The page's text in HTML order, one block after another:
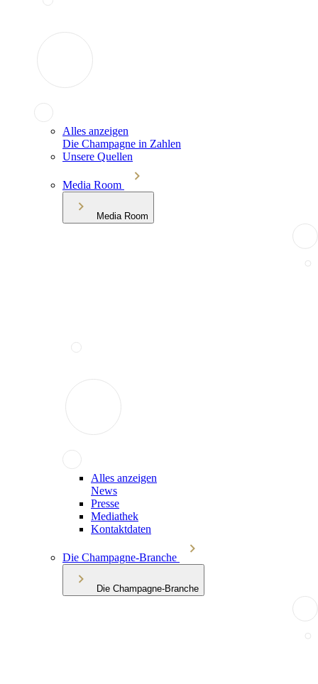
Alles anzeigen
Die Champagne in Zahlen
Unsere Quellen
Media Room
Media Room
Alles anzeigen
News
Presse
Mediathek
Kontaktdaten
Die Champagne-Branche
Die Champagne-Branche